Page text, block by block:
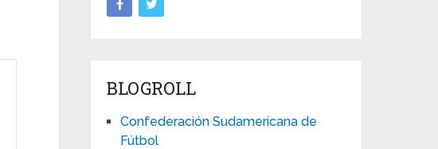
BLOGROLL
Confederación Sudamericana de
Fútbol